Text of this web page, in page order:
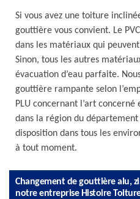
Si vous avez une toiture
gouttière vous convient. Le
dans les matériaux qui
Sinon, tous les autres
évacuation d’eau parfaite.
gouttière rampante selon
PLU concernant l’art
dans la région du
disposition dans tous les
à tout moment.
Changement de gouttière alu,
notre entreprise Histoire